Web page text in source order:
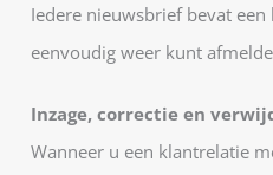
Iedere nieuwsbrief bevat
eenvoudig weer kunt
Inzage, correctie en
Wanneer u een klantrelatie